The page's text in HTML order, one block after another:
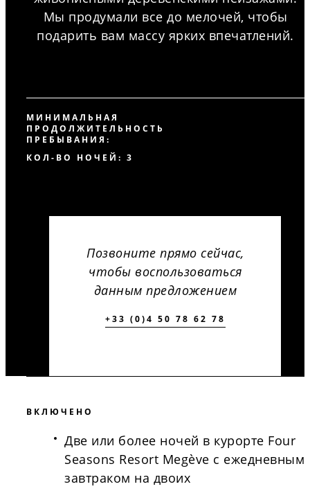
Мы продумали все до мелочей, чтобы
подарить вам массу ярких впечатлений.
МИНИМАЛЬНАЯ
ПРОДОЛЖИТЕЛЬНОСТЬ
ПРЕБЫВАНИЯ:
КОЛ-ВО НОЧЕЙ: 3
Позвоните прямо сейчас,
чтобы воспользоваться
данным предложением
+33 (0)4 50 78 62 78
ВКЛЮЧЕНО
Две или более ночей в курорте Four
Seasons Resort Megève с ежедневным
завтраком на двоих